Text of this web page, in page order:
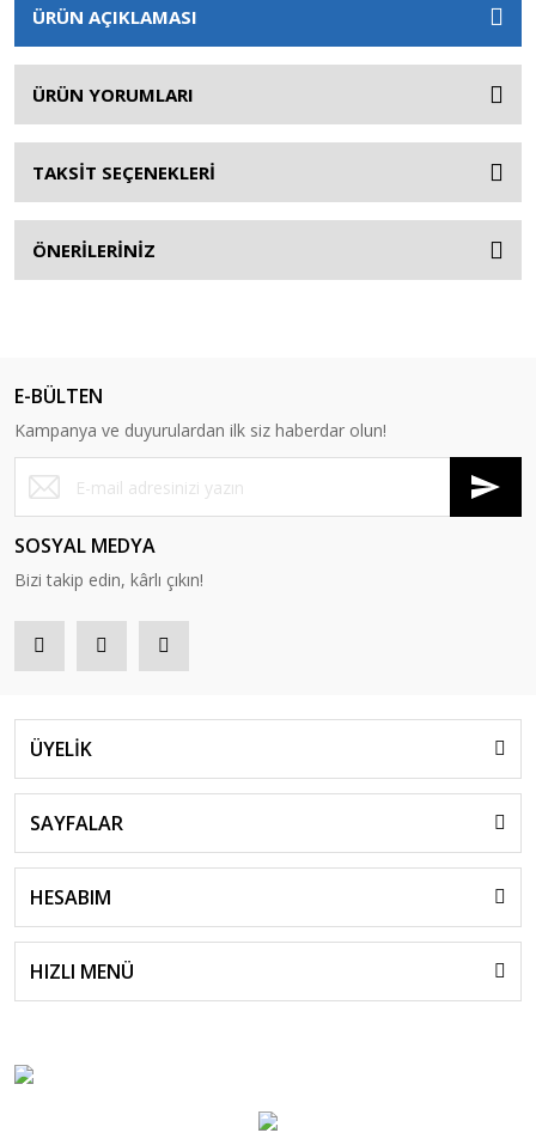
ÜRÜN AÇIKLAMASI
ÜRÜN YORUMLARI
TAKSİT SEÇENEKLERİ
ÖNERİLERİNİZ
E-BÜLTEN
Kampanya ve duyurulardan ilk siz haberdar olun!
SOSYAL MEDYA
Bizi takip edin, kârlı çıkın!
ÜYELİK
SAYFALAR
HESABIM
HIZLI MENÜ